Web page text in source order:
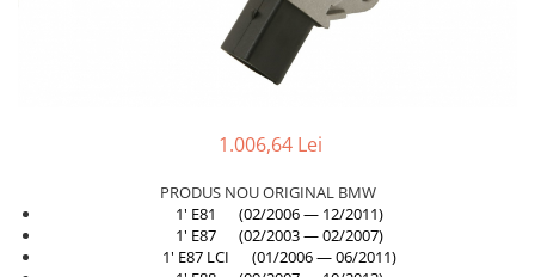
Carenaj roata
Deflector aer
1.006,64 Lei
PRODUS NOU ORIGINAL BMW
1' E81 (02/2006 — 12/2011)
1' E87 (02/2003 — 02/2007)
1' E87 LCI (01/2006 — 06/2011)